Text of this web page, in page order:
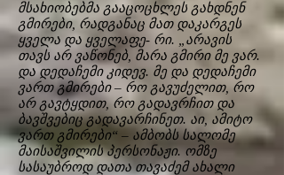
მსახიობებმა გააცოცხლეს გახდნენ
გმირები, რადგანაც მათ დაკარგეს
ყველა და ყველაფე- რი. „არავის
თავს არ ვაწონებ, მარა გმირი მე ვარ.
და დედაჩემი კიდევ. მე და დედაჩემი
ვართ გმირები – რო გავუძელით, რო
არ გავტყდით, რო გადავრჩით და
ბავშვებიც გადავარჩინეთ. აი, ამიტო
ვართ გმირები“ – ამბობს სალომე
მაისაშვილის პერსონაჟი. ომზე
სასაუბროდ დათა თავაძემ ახალი